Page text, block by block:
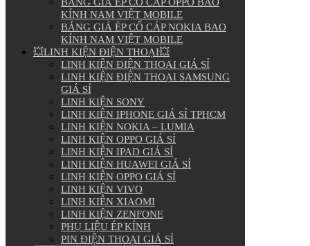
KÍNH NAM VIỆT MOBILE
BẢNG GIÁ ÉP CỔ CÁP NOKIA BAO
KÍNH NAM VIỆT MOBILE
💥LINH KIỆN ĐIỆN THOẠI💥
LINH KIỆN ĐIỆN THOẠI GIÁ SỈ
LINH KIỆN ĐIỆN THOẠI SAMSUNG
GIÁ SỈ
LINH KIỆN SONY
LINH KIỆN IPHONE GIÁ SỈ TPHCM
LINH KIỆN NOKIA – LUMIA
LINH KIỆN OPPO GIÁ SỈ
LINH KIỆN IPAD GIÁ SỈ
LINH KIỆN HUAWEI GIÁ SỈ
LINH KIỆN OPPO GIÁ SỈ
LINH KIỆN VIVO
LINH KIỆN XIAOMI
LINH KIỆN ZENFONE
PHỤ LIỆU ÉP KÍNH
PIN ĐIỆN THOẠI GIÁ SỈ